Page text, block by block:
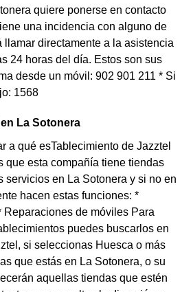
quiere ponerse en contacto
una incidencia con alguno de
llamar directamente a la asistencia
24 horas del día. Estos son sus
desde un móvil: 902 901 211 * Si
1568
La Sotonera
a qué esTablecimiento de Jazztel
que esta compañía tiene tiendas
servicios en La Sotonera y si no en
hacen estas funciones: *
Reparaciones de móviles Para
puedes buscarlos en
si seleccionas Huesca o más
que estás en La Sotonera, o su
aquellas tiendas que estén